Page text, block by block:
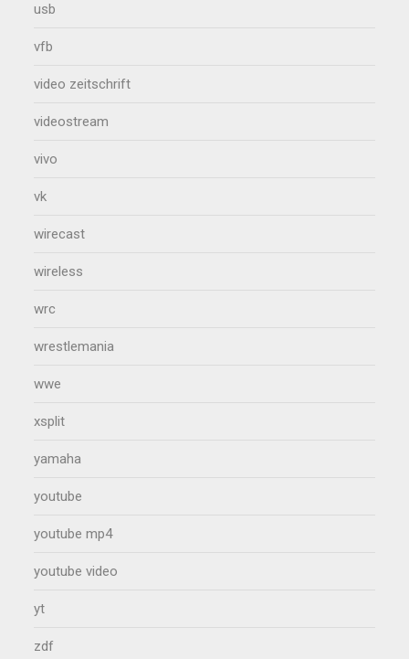
usb
vfb
video zeitschrift
videostream
vivo
vk
wirecast
wireless
wrc
wrestlemania
wwe
xsplit
yamaha
youtube
youtube mp4
youtube video
yt
zdf